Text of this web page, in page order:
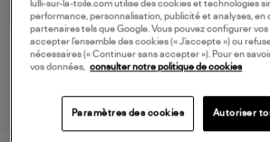
BLONDE NO.8
Veste Snow 515 Salbei
Doudoune
lulli-sur-la-toile.com utilise des cookies et technologies
performance, personnalisation, publicité et analyses, en
partenaires tels que Google. Vous pouvez configurer vos
accepter l’ensemble des cookies (« J’accepte ») ou
nécessaires (« Continuer sans accepter »). Pour en
vos données, consulter notre politique de cookies
Paramètres des cookies Autoriser